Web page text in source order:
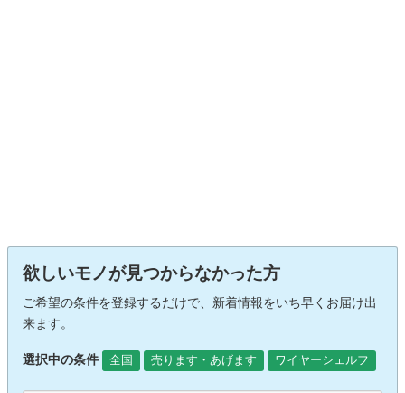
欲しいモノが見つからなかった方
ご希望の条件を登録するだけで、新着情報をいち早くお届け出
来ます。
選択中の条件 全国 売ります・あげます ワイヤーシェルフ